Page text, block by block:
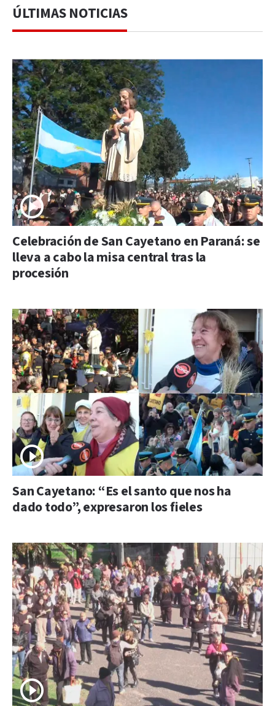
ÚLTIMAS NOTICIAS
Celebración de San Cayetano en Paraná: se
lleva a cabo la misa central tras la
procesión
San Cayetano: “Es el santo que nos ha
dado todo”, expresaron los fieles